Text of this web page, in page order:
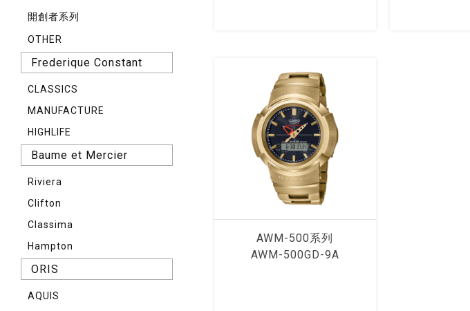
開創者系列
OTHER
Frederique Constant
CLASSICS
MANUFACTURE
HIGHLIFE
Baume et Mercier
Riviera
Clifton
Classima
Hampton
ORIS
AQUIS
AWM-500系列
AWM-500GD-9A